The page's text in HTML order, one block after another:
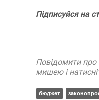
Підписуйся на
Повідомити про
мишею і
бюджет